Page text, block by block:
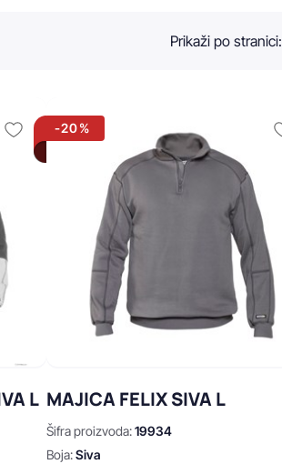
Prikaži po stranici:
L
-20%
MAJICA FELIX SIVA L
Šifra proizvoda:19934
Boja:Siva